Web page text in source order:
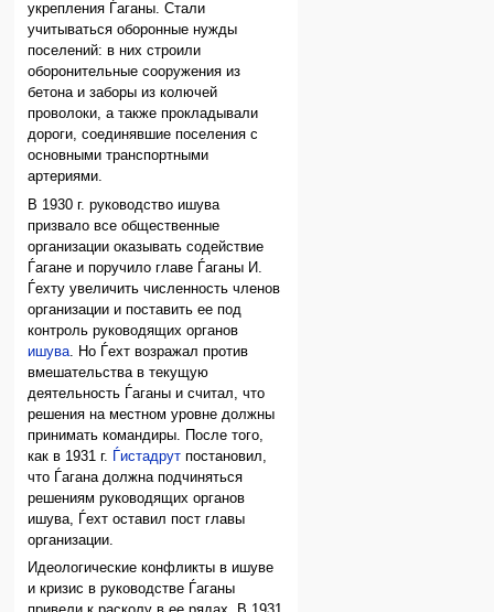
укрепления Ѓаганы. Стали
учитываться оборонные нужды
поселений: в них строили
оборонительные сооружения из
бетона и заборы из колючей
проволоки, а также прокладывали
дороги, соединявшие поселения с
основными транспортными
артериями.
В 1930 г. руководство ишува
призвало все общественные
организации оказывать содействие
Ѓагане и поручило главе Ѓаганы И.
Ѓехту увеличить численность членов
организации и поставить ее под
контроль руководящих органов
ишува . Но Ѓехт возражал против
вмешательства в текущую
деятельность Ѓаганы и считал, что
решения на местном уровне должны
принимать командиры. После того,
как в 1931 г. Ѓистадрут постановил,
что Ѓагана должна подчиняться
решениям руководящих органов
ишува, Ѓехт оставил пост главы
организации.
Идеологические конфликты в ишуве
и кризис в руководстве Ѓаганы